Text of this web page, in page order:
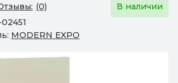
(0)
В наличии
MODERN EXPO